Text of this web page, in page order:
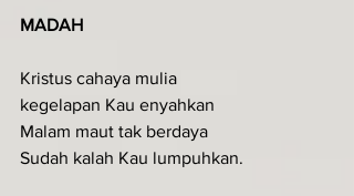
MADAH
Kristus cahaya mulia
kegelapan Kau enyahkan
Malam maut tak berdaya
Sudah kalah Kau lumpuhkan.